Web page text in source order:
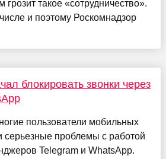
такое «сотрудничество».
и поэтому Роскомнадзор
блокировать звонки через
пользователи мобильных
серьезные проблемы с работой
Telegram и WhatsApp.